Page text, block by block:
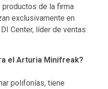
de la firma
exclusivamente en
Center, líder de ventas
el Arturia Minifreak?
polifonías, tiene